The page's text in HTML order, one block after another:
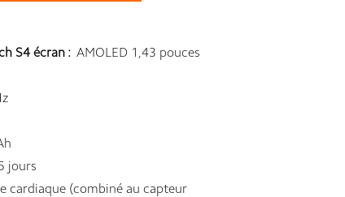
S4 écran : AMOLED 1,43 pouces
jours
cardiaque (combiné au capteur